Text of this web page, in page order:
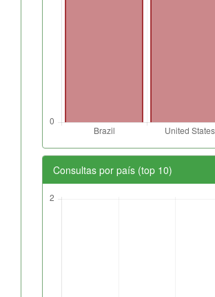
Consultas por país (top 10)